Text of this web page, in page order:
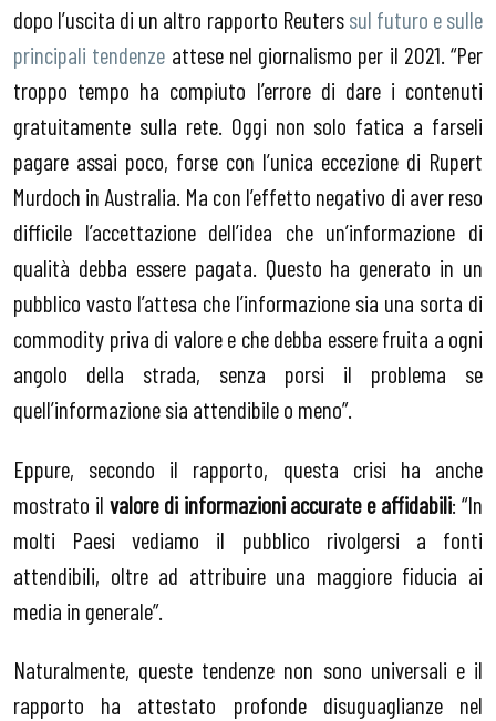
dopo l’uscita di un altro rapporto Reuterssul futuro e sulle
principali tendenze attese nel giornalismo per il 2021. “Per
troppo tempo ha compiuto l’errore di dare i contenuti
gratuitamente sulla rete. Oggi non solo fatica a farseli
pagare assai poco, forse con l’unica eccezione di Rupert
Murdoch in Australia. Ma con l’effetto negativo di aver reso
difficile l’accettazione dell’idea che un’informazione di
qualità debba essere pagata. Questo ha generato in un
pubblico vasto l’attesa che l’informazione sia una sorta di
commodity priva di valore e che debba essere fruita a ogni
angolo della strada, senza porsi il problema se
quell’informazione sia attendibile o meno”.
Eppure, secondo il rapporto, questa crisi ha anche
mostrato il valore di informazioni accurate e affidabili: “In
molti Paesi vediamo il pubblico rivolgersi a fonti
attendibili, oltre ad attribuire una maggiore fiducia ai
media in generale”.
Naturalmente, queste tendenze non sono universali e il
rapporto ha attestato profonde disuguaglianze nel